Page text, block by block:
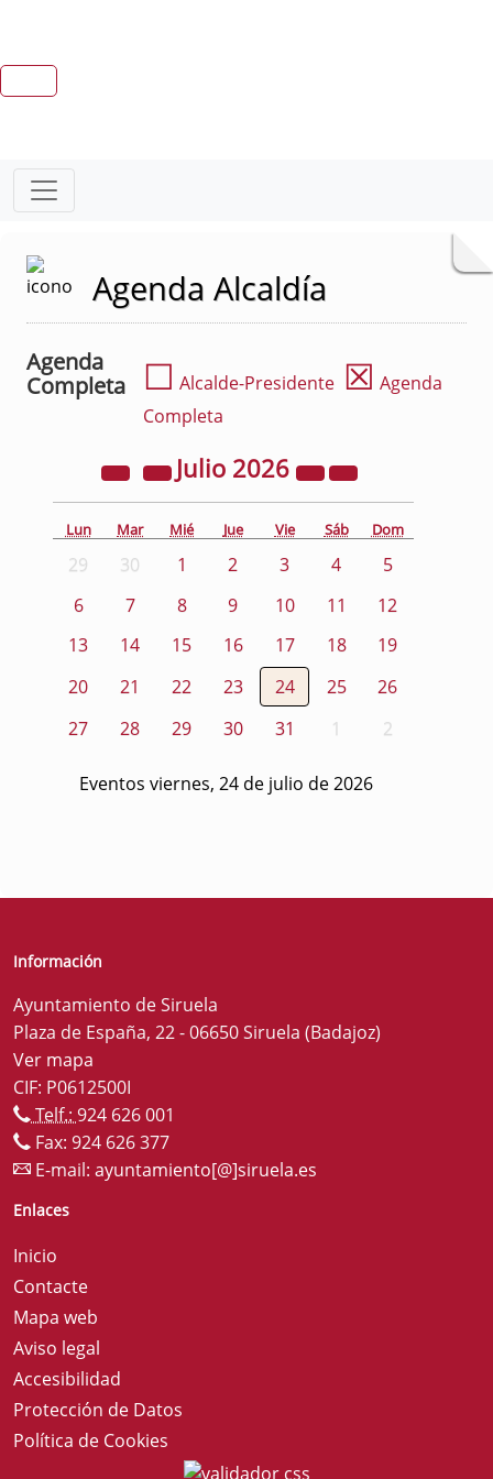
Agenda Alcaldía
Agenda
Completa
☐ Alcalde-Presidente ☒ Agenda
Completa
Julio 2026
Lun Mar Mié Jue Vie Sáb Dom
29 30 1 2 3 4
5
6
7 8 9 10 11
12
13
14 15 16 17 18
19
20
21 22 23 24 25
26
27
28 29 30 31 1 2
Eventos viernes, 24 de julio de 2026
Información
Ayuntamiento de Siruela
Plaza de España, 22 - 06650 Siruela (Badajoz)
Ver mapa
CIF: P0612500I
Telf.: 924 626 001
Fax: 924 626 377
E-mail: ayuntamiento[@]siruela.es
Enlaces
Inicio
Contacte
Mapa web
Aviso legal
Accesibilidad
Protección de Datos
Política de Cookies